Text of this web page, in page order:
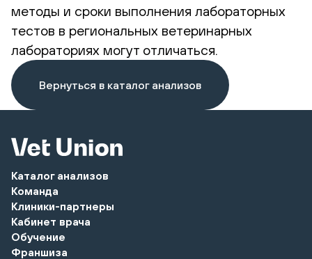
методы и сроки выполнения лабораторных
тестов в региональных ветеринарных
лабораториях могут отличаться.
Вернуться в каталог анализов
Каталог анализов
Команда
Клиники-партнеры
Кабинет врача
Обучение
Франшиза